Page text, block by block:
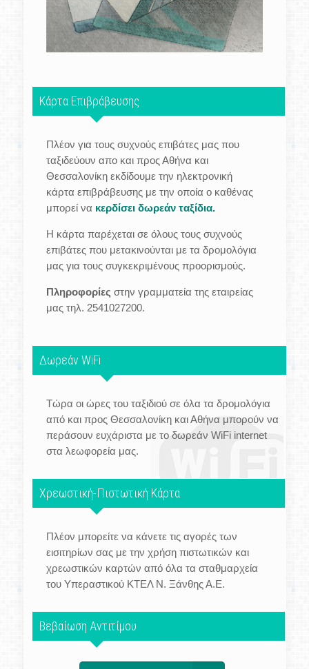
Κάρτα Επιβράβευσης
Πλέον για τους συχνούς επιβάτες μας που
ταξιδεύουν απο και προς Αθήνα και
Θεσσαλονίκη εκδίδουμε την ηλεκτρονική
κάρτα επιβράβευσης με την οποία ο καθένας
μπορεί να κερδίσει δωρεάν ταξίδια.
Η κάρτα παρέχεται σε όλους τους συχνούς
επιβάτες που μετακινούνται με τα δρομολόγια
μας για τους συγκεκριμένους προορισμούς.
Πληροφορίες στην γραμματεία της εταιρείας
μας τηλ. 2541027200.
Δωρεάν WiFi
Τώρα οι ώρες του ταξιδιού σε όλα τα δρομολόγια
από και προς Θεσσαλονίκη και Αθήνα μπορούν να
περάσουν ευχάριστα με το δωρεάν WiFi internet
στα λεωφορεία μας.
Χρεωστική-Πιστωτική Κάρτα
Πλέον μπορείτε να κάνετε τις αγορές των
εισιτηρίων σας με την χρήση πιστωτικών και
χρεωστικών καρτών από όλα τα σταθμαρχεία
του Υπεραστικού ΚΤΕΛ Ν. Ξάνθης Α.Ε.
Βεβαίωση Αντιτίμου